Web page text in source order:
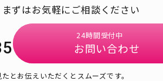
まずはお気軽にご相談ください
24時間受付中
お問い合わせ
とお伝えいただくとスムーズです。